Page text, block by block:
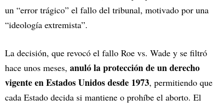
un “error trágico” el fallo del tribunal, motivado por una
“ideología extremista”.
La decisión, que revocó el fallo Roe vs. Wade y se filtró
hace unos meses, anuló la protección de un derecho
vigente en Estados Unidos desde 1973, permitiendo que
cada Estado decida si mantiene o prohíbe el aborto. El